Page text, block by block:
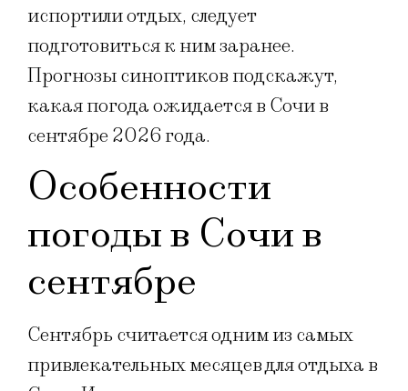
испортили отдых, следует
подготовиться к ним заранее.
Прогнозы синоптиков подскажут,
какая погода ожидается в Сочи в
сентябре 2026 года.
Особенности
погоды в Сочи в
сентябре
Сентябрь считается одним из самых
привлекательных месяцев для отдыха в